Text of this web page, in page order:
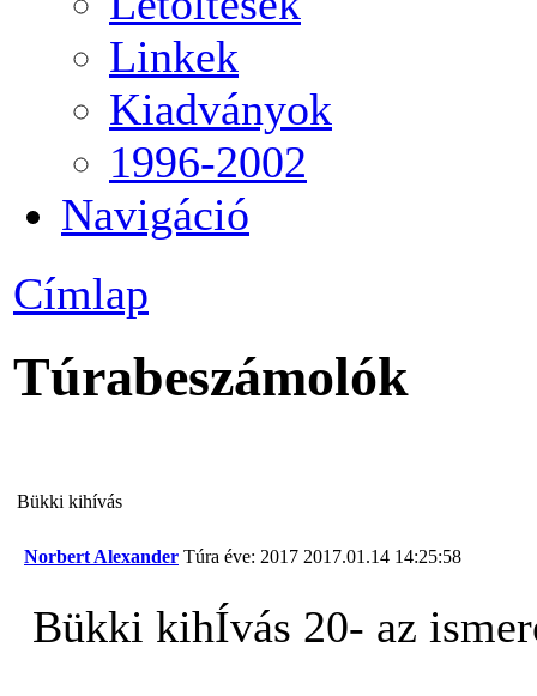
Linkek
Kiadványok
1996-2002
Navigáció
Címlap
Túrabeszámolók
Bükki kihívás
Norbert Alexander Túra éve: 2017 2017.01.14 14:25:58
Bükki kihÍvás 20- az